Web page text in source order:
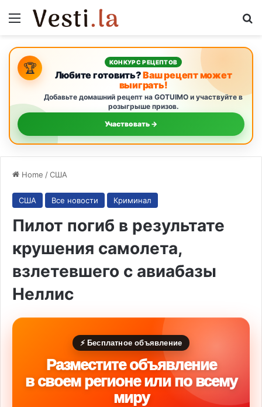
Menu
🏆 КОНКУРС РЕЦЕПТОВ
Любите готовить?Ваш рецепт может
выиграть!
Добавьте домашний рецепт на GOTUIMO и участвуйте в
розыгрыше призов.
Участвовать →
Home /США
США Все новости Криминал
Пилот погиб в результате
крушения самолета,
взлетевшего с авиабазы
Неллис
⚡ Бесплатное объявление
Разместите объявление
в своем регионе или по всему
миру